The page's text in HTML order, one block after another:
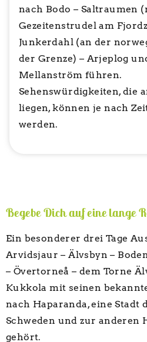
nach Bodo – Saltraumen
Gezeitenstrudel am
Junkerdahl (an der
der Grenze) – Arjeplog
Mellanström führen.
Sehenswürdigkeiten, die
liegen, können je nach
werden.
Begebe Dich auf eine lange
Ein besonderer drei Tage
Arvidsjaur – Älvsbyn –
– Övertorneå – dem Torne
Kukkola mit seinen
nach Haparanda, eine Stadt
Schweden und zur anderen
gehört.